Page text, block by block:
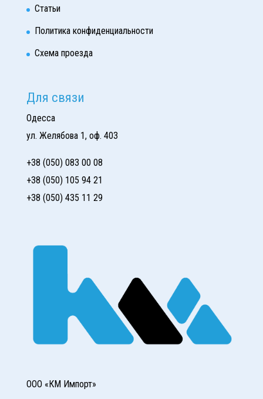
Статьи
Политика конфиденциальности
Схема проезда
Для связи
Одесса
ул. Желябова 1, оф. 403
+38 (050) 083 00 08
+38 (050) 105 94 21
+38 (050) 435 11 29
ООО «КМ Импорт»